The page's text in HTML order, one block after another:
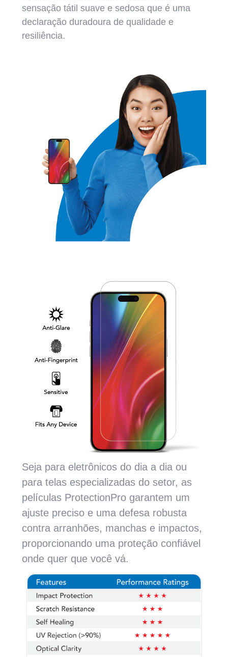
sensação tátil suave e sedosa que é uma
declaração duradoura de qualidade e
resiliência.
Seja para eletrônicos do dia a dia ou
para telas especializadas do setor, as
películas ProtectionPro garantem um
ajuste preciso e uma defesa robusta
contra arranhões, manchas e impactos,
proporcionando uma proteção confiável
onde quer que você vá.